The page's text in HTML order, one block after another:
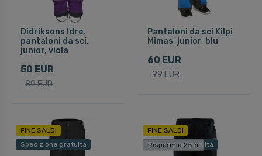
Didriksons Idre,
pantaloni da sci,
junior, viola
50 EUR
89 EUR
Pantaloni da sci Kilpi
Mimas, junior, blu
60 EUR
99 EUR
FINE SALDI
Spedizione gratuita
FINE SALDI
Spedizione gratuita
Risparmia 25 %